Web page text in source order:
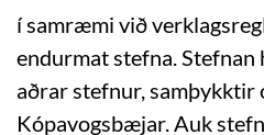
í samræmi við
endurmat stefna.
aðrar stefnur,
Kópavogsbæjar. Auk